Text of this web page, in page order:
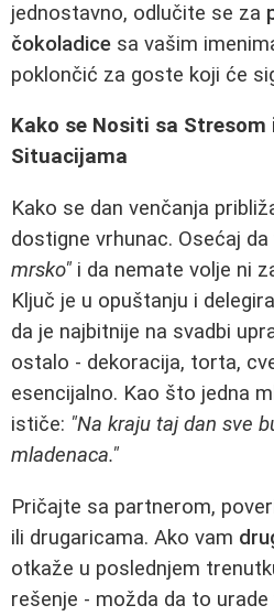
jednostavno, odlučite se za
čokoladice sa vašim
poklončić za goste koji će
Kako se Nositi sa Stresom
Situacijama
Kako se dan venčanja
dostigne vrhunac. Osećaj da
mrsko" i da nemate volje ni
Ključ je u opuštanju i
da je najbitnije na svadbi
ostalo - dekoracija, torta,
esencijalno. Kao što jedna
ističe: "Na kraju taj dan sve
mladenaca."
Pričajte sa partnerom,
ili drugaricama. Ako vam
otkaže u poslednjem
rešenje - možda da to